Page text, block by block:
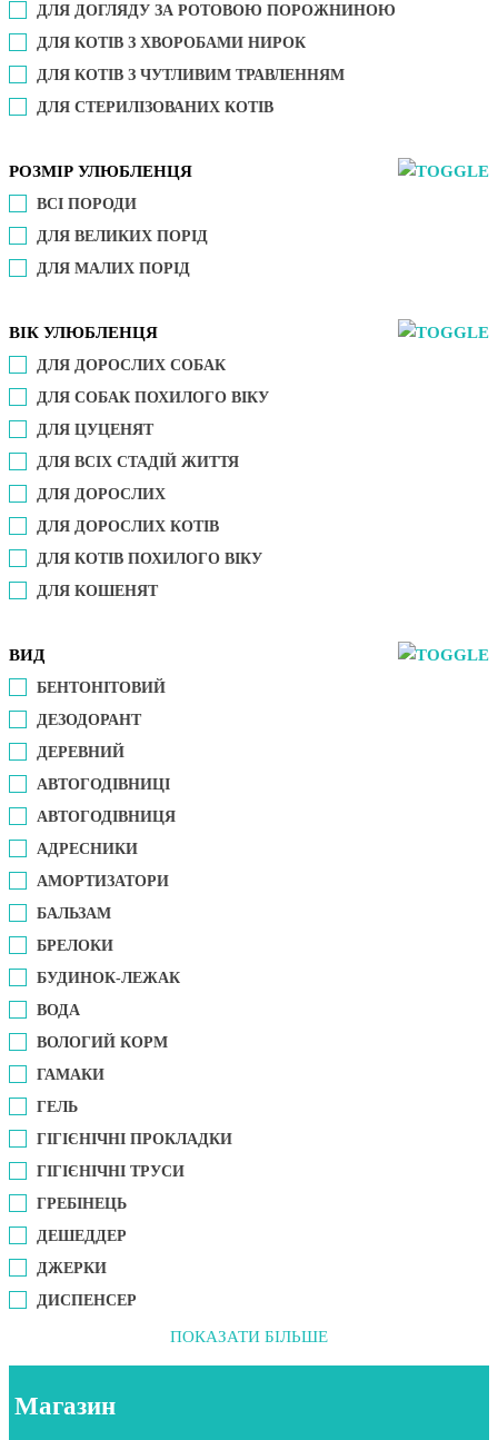
ДЛЯ ДОГЛЯДУ ЗА РОТОВОЮ ПОРОЖНИНОЮ
ДЛЯ КОТІВ З ХВОРОБАМИ НИРОК
ДЛЯ КОТІВ З ЧУТЛИВИМ ТРАВЛЕННЯМ
ДЛЯ СТЕРИЛІЗОВАНИХ КОТІВ
РОЗМІР УЛЮБЛЕНЦЯ
ВСІ ПОРОДИ
ДЛЯ ВЕЛИКИХ ПОРІД
ДЛЯ МАЛИХ ПОРІД
ВІК УЛЮБЛЕНЦЯ
ДЛЯ ДОРОСЛИХ СОБАК
ДЛЯ СОБАК ПОХИЛОГО ВІКУ
ДЛЯ ЦУЦЕНЯТ
ДЛЯ ВСІХ СТАДІЙ ЖИТТЯ
ДЛЯ ДОРОСЛИХ
ДЛЯ ДОРОСЛИХ КОТІВ
ДЛЯ КОТІВ ПОХИЛОГО ВІКУ
ДЛЯ КОШЕНЯТ
ВИД
БЕНТОНІТОВИЙ
ДЕЗОДОРАНТ
ДЕРЕВНИЙ
АВТОГОДІВНИЦІ
АВТОГОДІВНИЦЯ
АДРЕСНИКИ
АМОРТИЗАТОРИ
БАЛЬЗАМ
БРЕЛОКИ
БУДИНОК-ЛЕЖАК
ВОДА
ВОЛОГИЙ КОРМ
ГАМАКИ
ГЕЛЬ
ГІГІЄНІЧНІ ПРОКЛАДКИ
ГІГІЄНІЧНІ ТРУСИ
ГРЕБІНЕЦЬ
ДЕШЕДДЕР
ДЖЕРКИ
ДИСПЕНСЕР
ПОКАЗАТИ БІЛЬШЕ
Магазин